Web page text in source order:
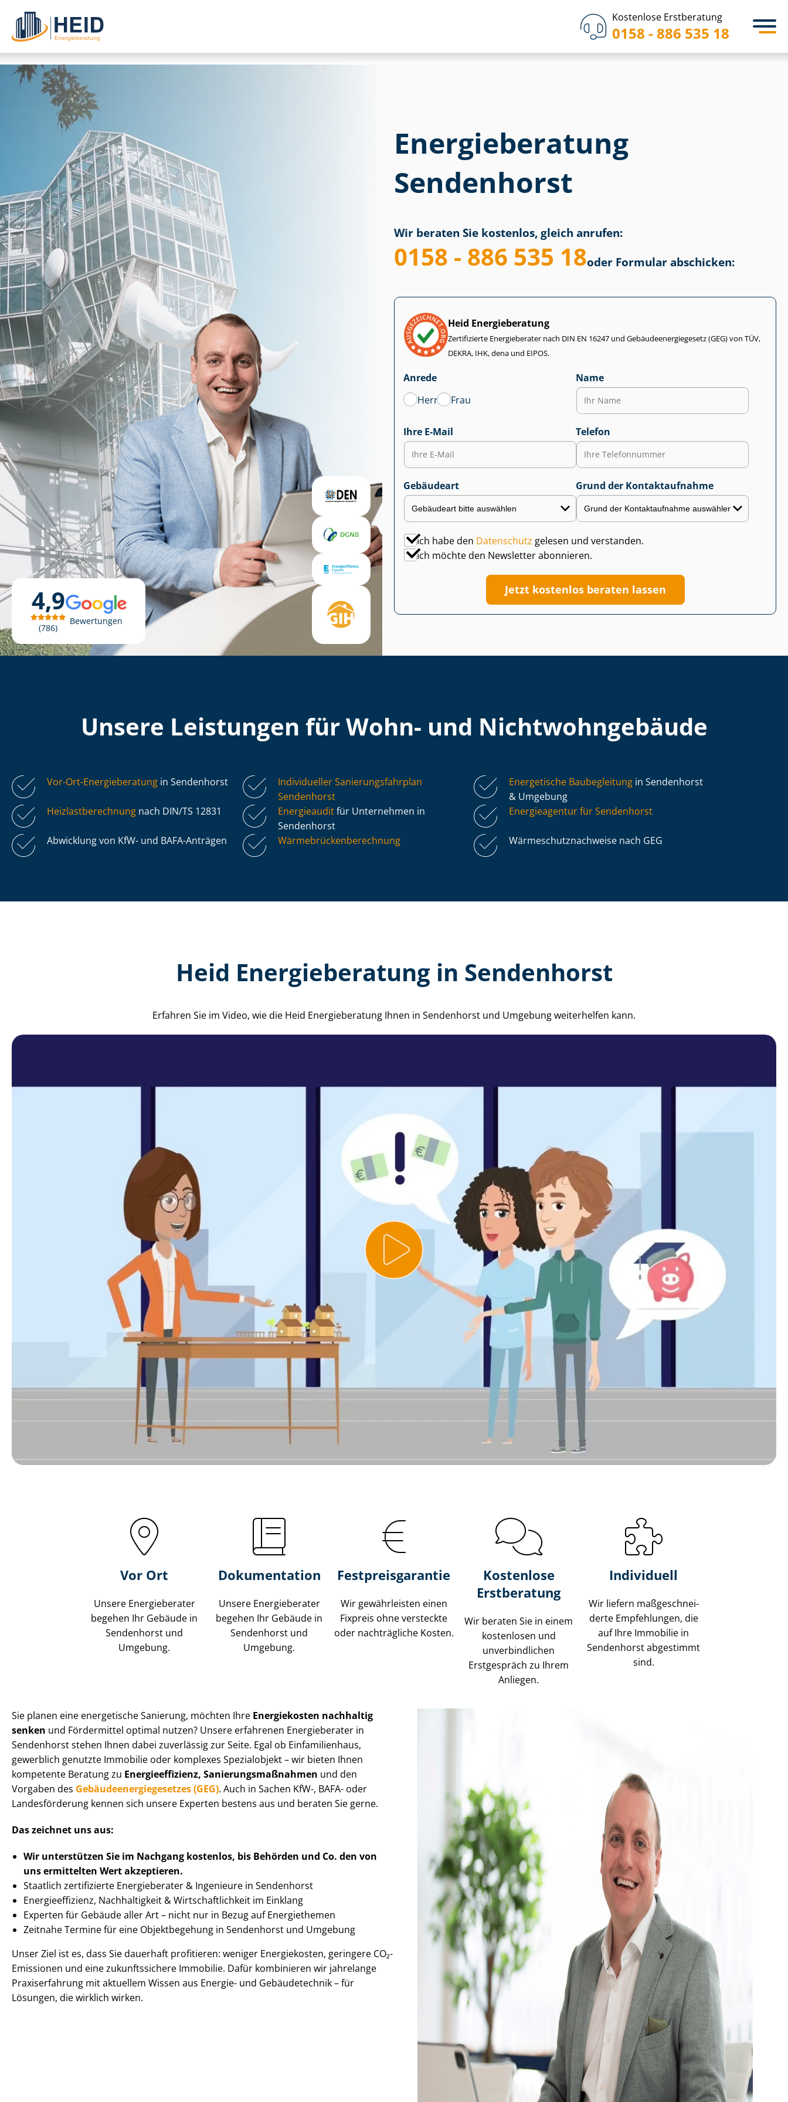
Kostenlose Erstberatung
0158 - 886 535 18
4,9
786
Bewertungen
Energieberatung
Sendenhorst
Wir beraten Sie kostenlos, gleich anrufen:
0158 - 886 535 18oder Formular abschicken:
Heid Energieberatung
Zertifizierte Energieberater nach DIN EN 16247 und Ge­bäu­de­en­er­gie­ge­setz (GEG) von TÜV,
DEKRA, IHK, dena und EIPOS.
Anrede
Herr
Frau
Name
Ihre E-Mail Telefon
Gebäudeart Grund der Kontaktaufnahme
Ich habe den Datenschutz gelesen und verstanden.
Ich möchte den Newsletter abonnieren.
Jetzt kostenlos beraten lassen
Unsere Leistungen für Wohn- und Nicht­wohn­ge­bäu­de
Vor-Ort-Energieberatung in Sendenhorst
Individueller Sa­nie­rungs­fahr­plan
Sendenhorst
Energetische Baubegleitung in Sendenhorst
& Umgebung
Heiz­last­be­rech­nung nach DIN/TS 12831 Energieauditfür Unternehmen in
Sendenhorst
Energieagentur für Sendenhorst
Abwicklung von KfW- und BAFA-Anträgen Wär­me­brü­cken­be­rech­nung Wär­me­schutz­nach­wei­se nach GEG
Heid Energieberatung in Sendenhorst
Erfahren Sie im Video, wie die Heid Energieberatung Ihnen in Sendenhorst und Umgebung weiterhelfen kann.
Vor Ort
Unsere Energieberater
begehen Ihr Gebäude in
Sendenhorst und
Umgebung.
Dokumentation
Unsere Energieberater
begehen Ihr Gebäude in
Sendenhorst und
Umgebung.
Fest­preis­ga­ran­tie
Wir gewährleisten einen
Fixpreis ohne versteckte
oder nachträgliche Kosten.
Kostenlose
Erstberatung
Wir beraten Sie in einem
kostenlosen und
unverbindlichen
Erstgespräch zu Ihrem
Anliegen.
Individuell
Wir liefern maß­ge­schnei­
der­te Empfehlungen, die
auf Ihre Immobilie in
Sendenhorst abgestimmt
sind.
Sie planen eine energetische Sanierung, möchten Ihre Energiekosten nachhaltig
senken und Fördermittel optimal nutzen? Unsere erfahrenen Energieberater in
Sendenhorst stehen Ihnen dabei zuverlässig zur Seite. Egal ob Einfamilienhaus,
gewerblich genutzte Immobilie oder komplexes Spezialobjekt – wir bieten Ihnen
kompetente Beratung zu En­er­gie­ef­fi­zi­enz, Sa­nie­rungs­maß­nah­men und den
Vorgaben des Ge­bäu­de­en­er­gie­ge­set­zes (GEG). Auch in Sachen KfW-, BAFA- oder
Landesförderung kennen sich unsere Experten bestens aus und beraten Sie gerne.
Das zeichnet uns aus:
Wir unterstützen Sie im Nachgang kostenlos, bis Behörden und Co. den von
uns ermittelten Wert akzeptieren.
Staatlich zertifizierte Energieberater & Ingenieure in Sendenhorst
En­er­gie­ef­fi­zi­enz, Nachhaltigkeit & Wirt­schaft­lich­keit im Einklang
Experten für Gebäude aller Art – nicht nur in Bezug auf Energiethemen
Zeitnahe Termine für eine Objektbegehung in Sendenhorst und Umgebung
Unser Ziel ist es, dass Sie dauerhaft profitieren: weniger Energiekosten, geringere CO₂-
Emissionen und eine zukunftssichere Immobilie. Dafür kombinieren wir jahrelange
Praxiserfahrung mit aktuellem Wissen aus Energie- und Gebäudetechnik – für
Lösungen, die wirklich wirken.